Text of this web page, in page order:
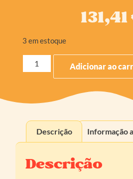
131,41
3 em estoque
Adicionar ao
Descrição Informação
Descrição